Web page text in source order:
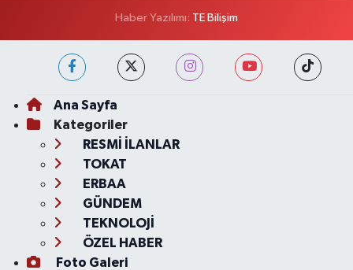
Haber Yazılımı: TE Bilişim
Ana Sayfa
Kategoriler
RESMİ İLANLAR
TOKAT
ERBAA
GÜNDEM
TEKNOLOJİ
ÖZEL HABER
Foto Galeri